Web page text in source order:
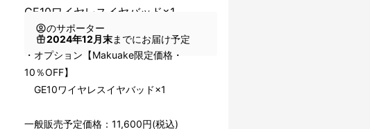
GE10ワイヤレスイヤバッド×1
のサポーター
2024年12月末までにお届け予定
・オプション【Makuake限定価格・
10％OFF】
GE10ワイヤレスイヤバッド×1
一般販売予定価格：11,600円(税込)